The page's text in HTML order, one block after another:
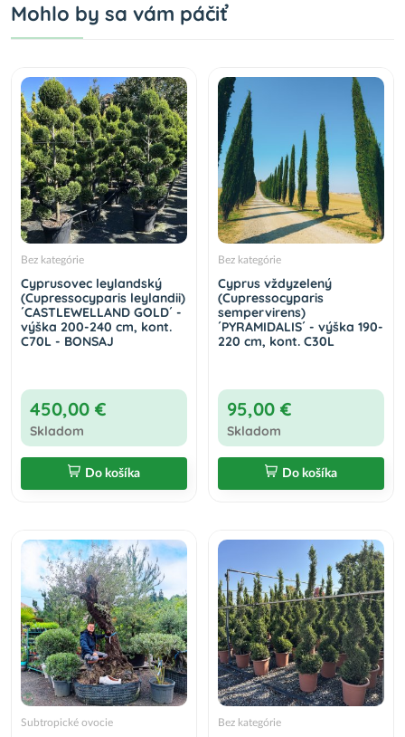
Mohlo by sa vám páčiť
Bez kategórie
Cyprusovec leylandský
(Cupressocyparis leylandii)
´CASTLEWELLAND GOLD´ -
výška 200-240 cm, kont.
C70L - BONSAJ
450,00 €
Skladom
Do košíka
Bez kategórie
Cyprus vždyzelený
(Cupressocyparis
sempervirens)
´PYRAMIDALIS´ - výška 190-
220 cm, kont. C30L
95,00 €
Skladom
Do košíka
Subtropické ovocie Bez kategórie